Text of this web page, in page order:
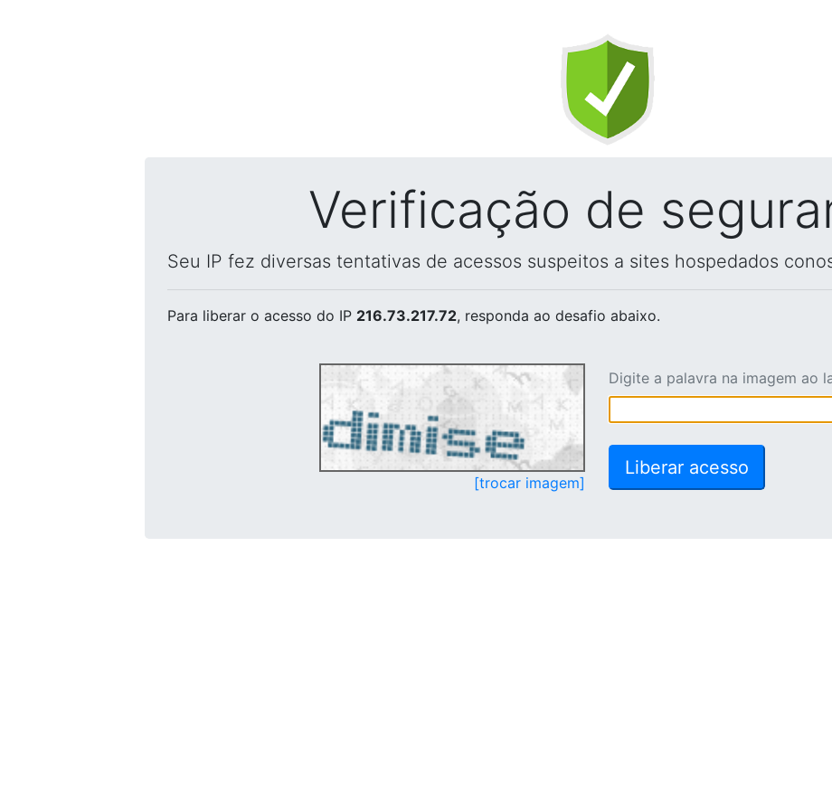
Verificação de
Seu IP fez diversas tentativas de acessos suspeitos a sites hospedados
Para liberar o acesso do IP 216.73.217.72, responda ao desafio abaixo.
[trocar imagem]
Digite a palavra na imagem ao